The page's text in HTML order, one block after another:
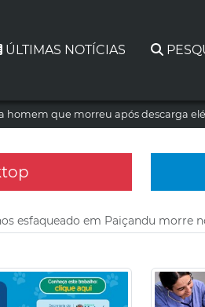
ÚLTIMAS NOTÍCIAS
homem que morreu após descarga
esfaqueado em Paiçandu morre